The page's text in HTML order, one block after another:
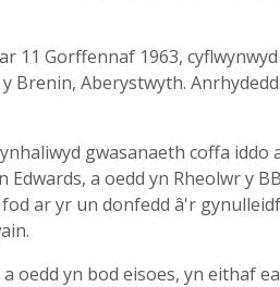
11 Gorffennaf 1963,
Aberystwyth.
gwasanaeth coffa iddo
a oedd yn Rheolwr y
ar yr un donfedd â'r
oedd yn bod eisoes, yn eithaf